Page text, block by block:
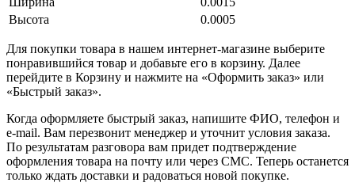
Высота
0.0005
Для покупки товара в нашем интернет-магазине выберите
понравившийся товар и добавьте его в корзину. Далее
перейдите в Корзину и нажмите на «Оформить заказ» или
«Быстрый заказ».
Когда оформляете быстрый заказ, напишите ФИО, телефон и
e-mail. Вам перезвонит менеджер и уточнит условия заказа.
По результатам разговора вам придет подтверждение
оформления товара на почту или через СМС. Теперь останется
только ждать доставки и радоваться новой покупке.